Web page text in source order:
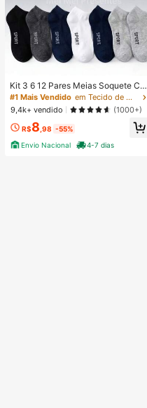
Kit 3 6 12 Pares Meias Soquete Ca
no Curto Unissex Multicolorido 40-
46
#1 Mais Vendido
em Tecido de malha Meias masculinas até o tornozel
9,4k+ vendido
(1000+)
R$8 ,98 -55%
Envio Nacional
4-7 dias